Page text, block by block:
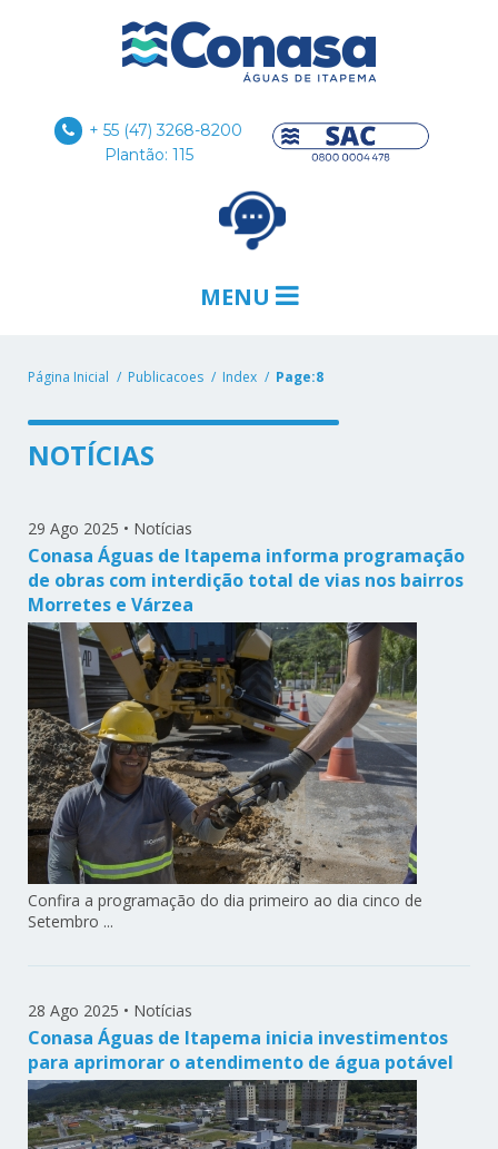
+ 55 (47) 3268-8200
Plantão: 115
MENU
Página Inicial Publicacoes Index Page:8
NOTÍCIAS
29 Ago 2025 • Notícias
Conasa Águas de Itapema informa programação
de obras com interdição total de vias nos bairros
Morretes e Várzea
Confira a programação do dia primeiro ao dia cinco de
Setembro ...
28 Ago 2025 • Notícias
Conasa Águas de Itapema inicia investimentos
para aprimorar o atendimento de água potável